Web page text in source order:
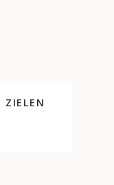
ZIELEN